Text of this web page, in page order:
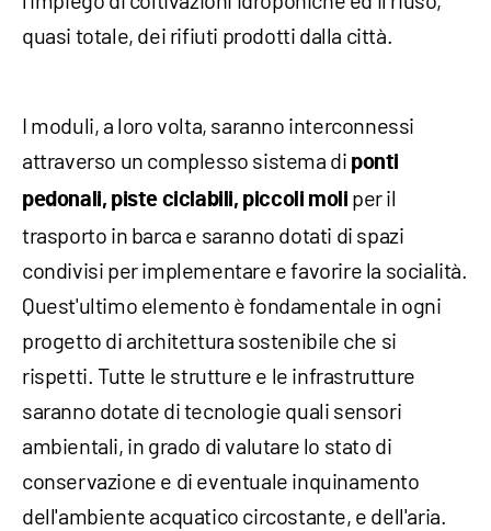
quasi totale, dei rifiuti prodotti dalla città.
I moduli, a loro volta, saranno interconnessi
attraverso un complesso sistema di ponti
pedonali, piste ciclabili, piccoli moli per il
trasporto in barca e saranno dotati di spazi
condivisi per implementare e favorire la socialità.
Quest'ultimo elemento è fondamentale in ogni
progetto di architettura sostenibile che si
rispetti. Tutte le strutture e le infrastrutture
saranno dotate di tecnologie quali sensori
ambientali, in grado di valutare lo stato di
conservazione e di eventuale inquinamento
dell'ambiente acquatico circostante, e dell'aria.